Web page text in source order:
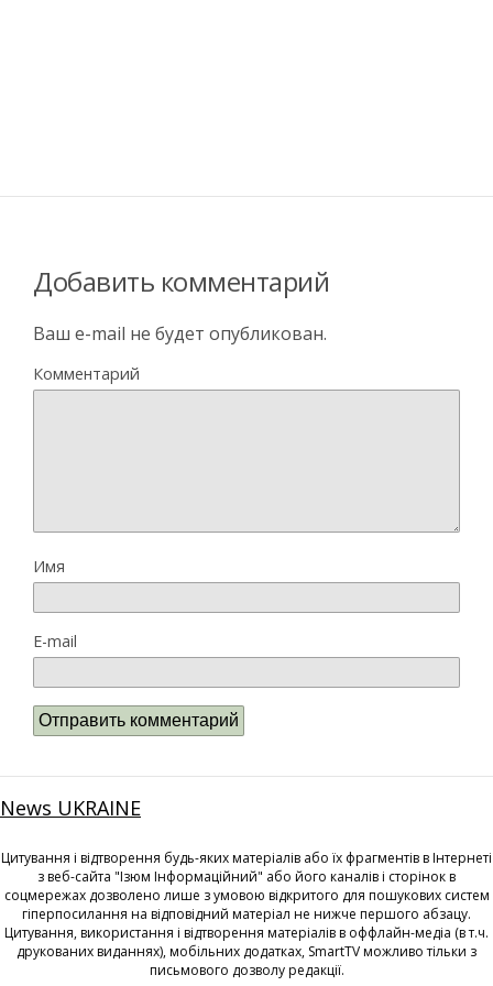
Добавить комментарий
Ваш e-mail не будет опубликован.
Комментарий
Имя
E-mail
News UKRAINE
Цитування і відтворення будь-яких матеріалів або їх фрагментів в Інтернеті
з веб-сайта "Ізюм Інформаційний" або його каналів і сторінок в
соцмережах дозволено лише з умовою відкритого для пошукових систем
гіперпосилання на відповідний матеріал не нижче першого абзацу.
Цитування, використання і відтворення матеріалів в оффлайн-медіа (в т.ч.
друкованих виданнях), мобільних додатках, SmartTV можливо тільки з
письмового дозволу редакції.